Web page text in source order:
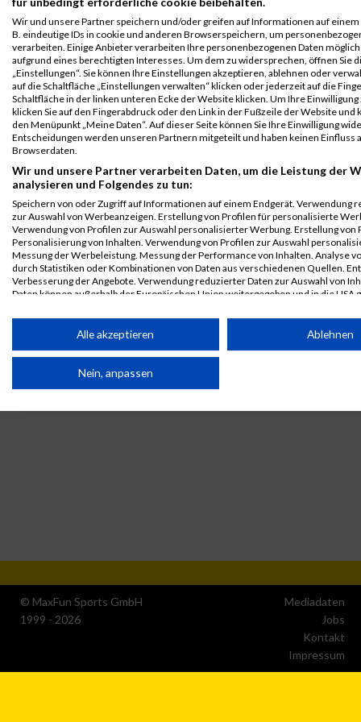
B2Run
Nürnberg
Einzelwertung
weiblich
17142 Erika Arz 0000 GER
Weissman
& Cie.
GmbH &
Co. KG
B2Run
Nürnberg
Teamwertung
17142 Erika Arz 0000 GER
Weissman
& Cie.
GmbH &
B2Run
Nürnberg
Teamwertung
weiblich
17142 Erika Arz
& Cie.
GmbH &
Co. KG
Legende:
GPos = Geschlechter Position, KPos = Kategorie Position, TPos =
Team Position, DNS = Did not start, DNF = Did not finish, DQ =
© MaxFun Sports GmbH
1999 - 2026
Mediadaten
Jobs
Kontakt
Impressum
Wir und unsere Partner speichern und/oder greifen auf Informationen auf einem
B. eindeutige IDs in cookie und anderen Browserspeichern, um
verarbeiten. Einige Anbieter verarbeiten Ihre personenbezogenen Daten
aufgrund eines berechtigten Interesses. Um dem zu widersprechen, öffnen Sie
„Einstellungen“. Sie können Ihre Einstellungen akzeptieren, ablehnen oder
auf die Schaltfläche „Einstellungen verwalten“ klicken oder jederzeit auf die
Schaltfläche in der linken unteren Ecke der Website klicken. Um Ihre
klicken Sie auf den Fingerabdruck oder den Link in der Fußzeile der Website und
den Menüpunkt „Meine Daten“. Auf dieser Seite können Sie Ihre Einwilligung
Entscheidungen werden unseren Partnern mitgeteilt und haben keinen Einfluss
Browserdaten.
Wir und unsere Partner verarbeiten Daten, um die Leistung der
analysieren und Folgendes zu tun:
Speichern von oder Zugriff auf Informationen auf einem Endgerät. Verwendung
zur Auswahl von Werbeanzeigen. Erstellung von Profilen für personalisierte
Verwendung von Profilen zur Auswahl personalisierter Werbung. Erstellung von
Personalisierung von Inhalten. Verwendung von Profilen zur Auswahl
Messung der Werbeleistung. Messung der Performance von Inhalten. Analyse
durch Statistiken oder Kombinationen von Daten aus verschiedenen Quellen.
Verbesserung der Angebote. Verwendung reduzierter Daten zur Auswahl von
Daten können außerhalb der Europäischen Union weitergegeben und in die USA
Partnerliste anzeigen (1 IAB-Anbieter)
Wir nutzen Ihre Daten für folgende Zwecke:
Erstellung von Profilen zur Personalisierung von Inhalten
Alle akzeptieren Ablehnen
Nein, anpassen